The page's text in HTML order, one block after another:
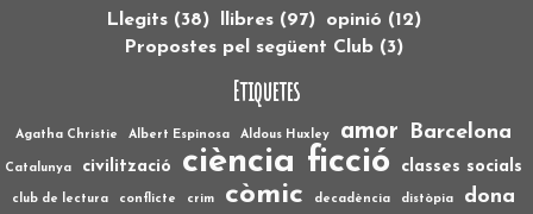
Llegits (38) llibres (97) opinió (12)
Propostes pel següent Club (3)
Etiquetes
Agatha Christie Albert Espinosa Aldous Huxley amor Barcelona
Catalunya civilització ciència ficció classes socials
club de lectura conflicte crim còmic decadència distòpia dona